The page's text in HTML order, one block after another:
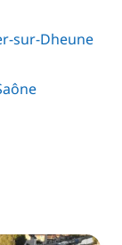
sur-Dheune